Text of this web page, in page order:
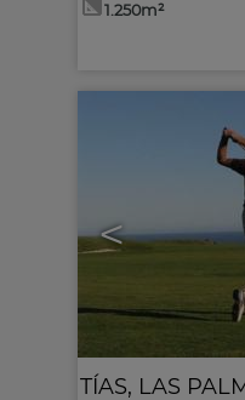
1.250m²
<
TÍAS, LAS